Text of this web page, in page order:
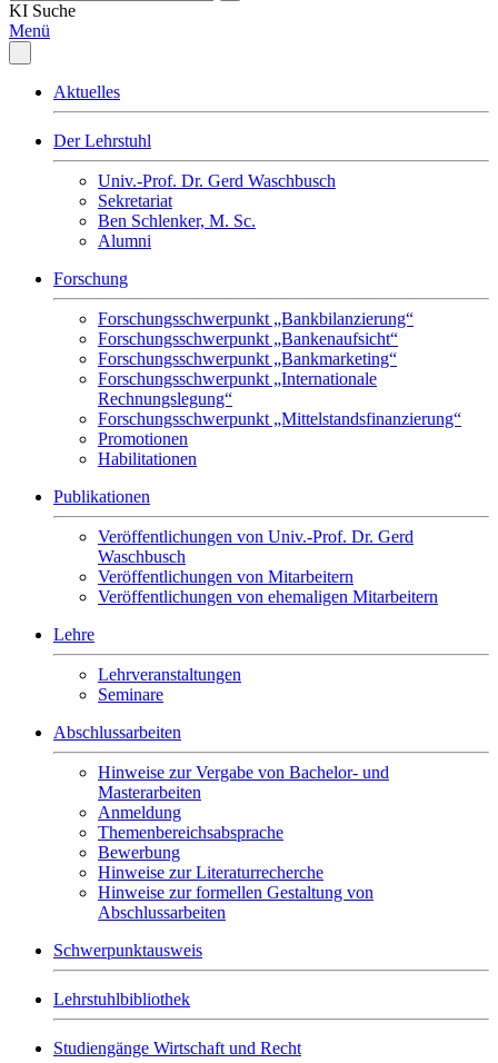
KI Suche
Menü
Aktuelles
Der Lehrstuhl
Univ.-Prof. Dr. Gerd Waschbusch
Sekretariat
Ben Schlenker, M. Sc.
Alumni
Forschung
Forschungsschwerpunkt „Bankbilanzierung“
Forschungsschwerpunkt „Bankenaufsicht“
Forschungsschwerpunkt „Bankmarketing“
Forschungsschwerpunkt „Internationale
Rechnungslegung“
Forschungsschwerpunkt „Mittelstandsfinanzierung“
Promotionen
Habilitationen
Publikationen
Veröffentlichungen von Univ.-Prof. Dr. Gerd
Waschbusch
Veröffentlichungen von Mitarbeitern
Veröffentlichungen von ehemaligen Mitarbeitern
Lehre
Lehrveranstaltungen
Seminare
Abschlussarbeiten
Hinweise zur Vergabe von Bachelor- und
Masterarbeiten
Anmeldung
Themenbereichsabsprache
Bewerbung
Hinweise zur Literaturrecherche
Hinweise zur formellen Gestaltung von
Abschlussarbeiten
Schwerpunktausweis
Lehrstuhlbibliothek
Studiengänge Wirtschaft und Recht